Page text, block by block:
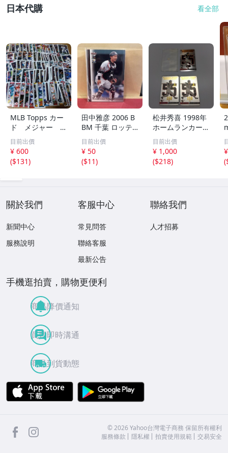
日本代購 看全部
MLB Topps カー
ド メジャー 1
00枚 2
目前出價
¥ 600
($131)
田中雅彦 2006 B
BM 千葉 ロッテ
マリーンズ トレ
カ プロ野球 カー
ド M37 スポーツ
アスリート トレ
目前出價
¥ 50
($11)
松井秀喜 1998年
ホームランカード
150号 記念カード
3枚セット 読売ジ
ャイアンツ 日本
テレビ 劇空間プ
目前出價
¥ 1,000
($218)
(
關於我們
新聞中心
服務說明
客服中心
常見問答
聯絡客服
最新公告
聯絡我們
人才招募
手機逛拍賣，購物更便利
商品降價通知
買賣即時溝通
商品到貨動態
APP Store
facebook ©2026 Yahoo台灣電子商務 保留所有權利
服務條款
隱私權 拍賣使用規範 交易安全